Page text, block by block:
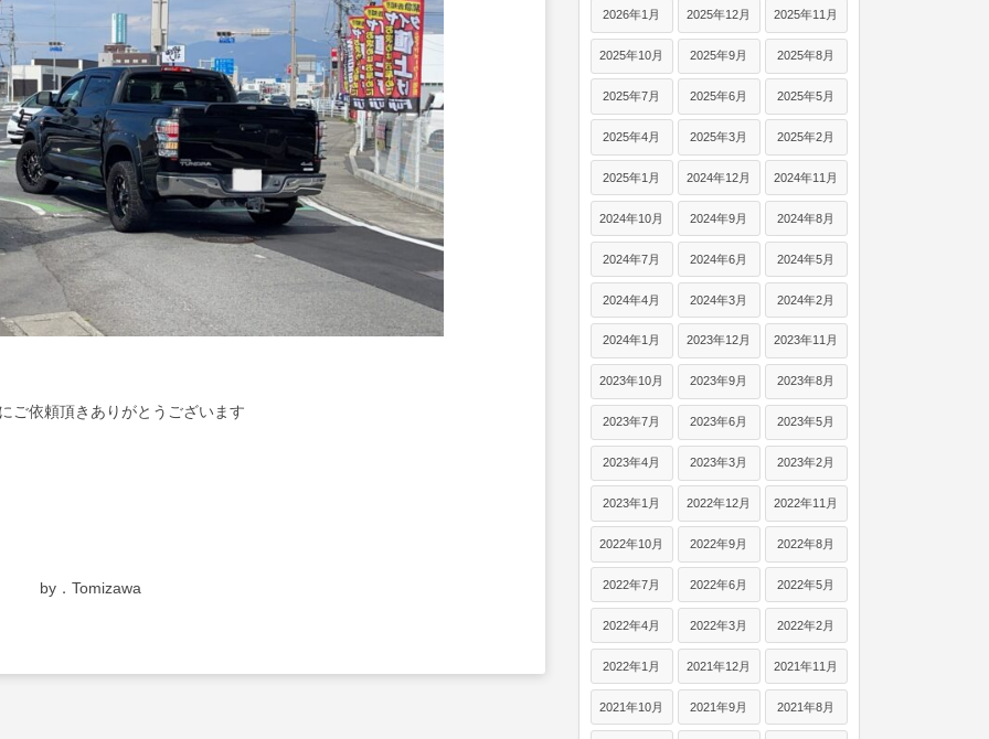
ご依頼頂きありがとうございます
by．Tomizawa
2026年1月 2025年12月 2025年11月
2025年10月 2025年9月 2025年8月
2025年7月 2025年6月 2025年5月
2025年4月 2025年3月 2025年2月
2025年1月 2024年12月 2024年11月
2024年10月 2024年9月 2024年8月
2024年7月 2024年6月 2024年5月
2024年4月 2024年3月 2024年2月
2024年1月 2023年12月 2023年11月
2023年10月 2023年9月 2023年8月
2023年7月 2023年6月 2023年5月
2023年4月 2023年3月 2023年2月
2023年1月 2022年12月 2022年11月
2022年10月 2022年9月 2022年8月
2022年7月 2022年6月 2022年5月
2022年4月 2022年3月 2022年2月
2022年1月 2021年12月 2021年11月
2021年10月 2021年9月 2021年8月